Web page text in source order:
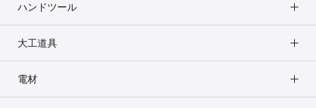
ハンドツール
大工道具
電材